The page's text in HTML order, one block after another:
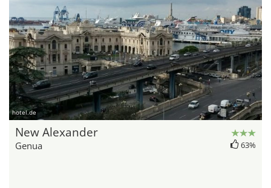
hotel.de
New Alexander
Genua 63%